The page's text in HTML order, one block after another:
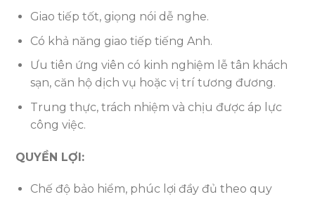
Giao tiếp tốt, giọng nói dễ nghe.
Có khả năng giao tiếp tiếng Anh.
Ưu tiên ứng viên có kinh nghiệm lễ tân khách
sạn, căn hộ dịch vụ hoặc vị trí tương đương.
Trung thực, trách nhiệm và chịu được áp lực
công việc.
QUYỀN LỢI:
Chế độ bảo hiểm, phúc lợi đầy đủ theo quy